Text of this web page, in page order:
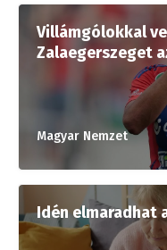
Villámgólokkal
Zalaegerszeget
Magyar Nemzet
Idén elmaradhat